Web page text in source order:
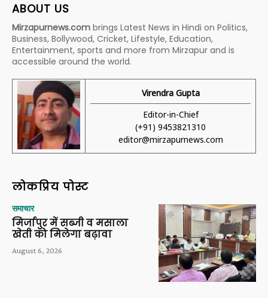
ABOUT US
Mirzapurnews.com brings Latest News in Hindi on Politics,
Business, Bollywood, Cricket, Lifestyle, Education,
Entertainment, sports and more from Mirzapur and is
accessible around the world.
Virendra Gupta
Editor-in-Chief
(+91) 9453821310
editor@mirzapurnews.com
लोकप्रिय पोस्ट
समाचार
मिर्जापुर में सब्जी व मसाला
खेती को मिलेगा बढ़ावा
August 6, 2026